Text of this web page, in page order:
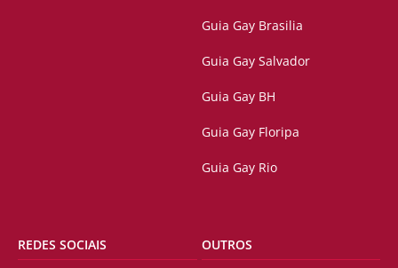
Guia Gay Brasilia
Guia Gay Salvador
Guia Gay BH
Guia Gay Floripa
Guia Gay Rio
REDES SOCIAIS OUTROS